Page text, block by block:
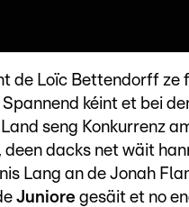
de Loïc Bettendorff ze
kéint et bei
seng Konkurrenz
dacks net wäit
Lang an de Jonah
Juniore gesäit et no